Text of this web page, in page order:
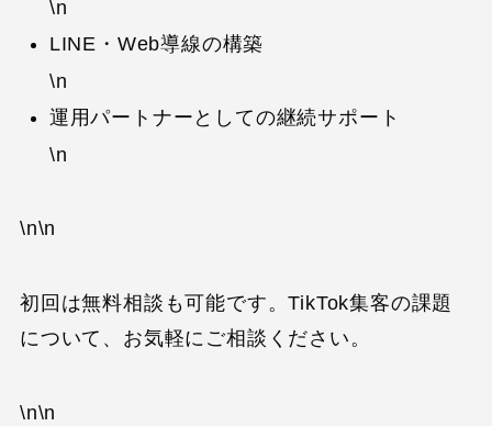
\n
LINE・Web導線の構築
\n
運用パートナーとしての継続サポート
\n
\n\n
初回は無料相談も可能です。TikTok集客の課題
について、お気軽にご相談ください。
\n\n